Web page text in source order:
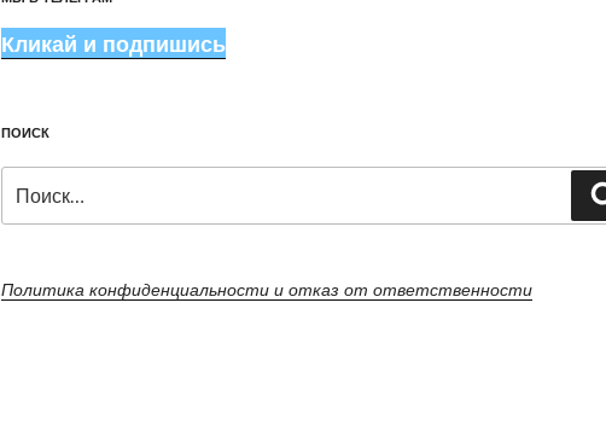
Кликай и подпишись
ПОИСК
Политика конфиденциальности и отказ от ответственности